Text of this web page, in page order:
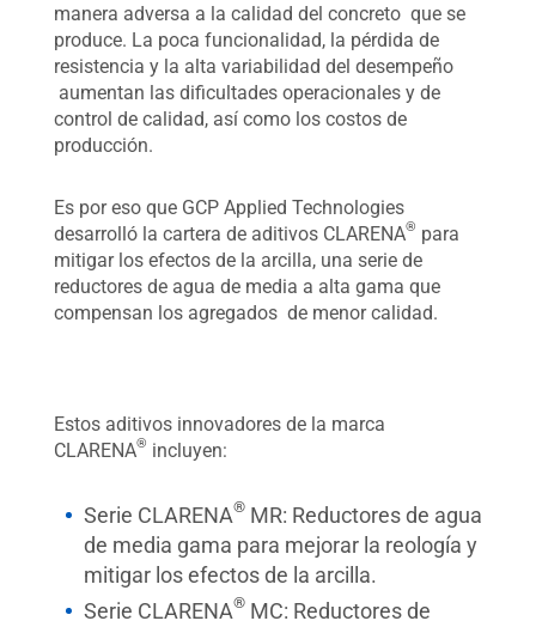
manera adversa a la calidad del concreto que se
produce. La poca funcionalidad, la pérdida de
resistencia y la alta variabilidad del desempeño
aumentan las dificultades operacionales y de
control de calidad, así como los costos de
producción.
Es por eso que GCP Applied Technologies
desarrolló la cartera de aditivos CLARENA® para
mitigar los efectos de la arcilla, una serie de
reductores de agua de media a alta gama que
compensan los agregados de menor calidad.
Estos aditivos innovadores de la marca
CLARENA® incluyen:
Serie CLARENA® MR: Reductores de agua
de media gama para mejorar la reología y
mitigar los efectos de la arcilla.
Serie CLARENA® MC: Reductores de